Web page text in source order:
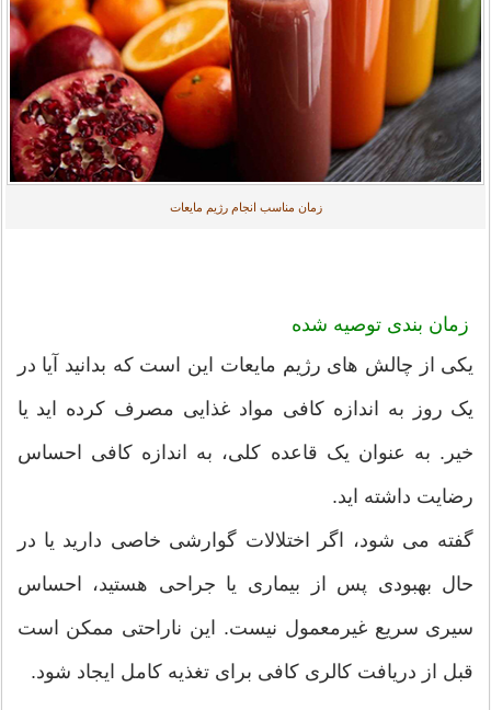
زمان مناسب انجام رژیم مایعات
زمان بندی توصیه شده
یکی از چالش های رژیم مایعات این است که بدانید آیا در
یک روز به اندازه کافی مواد غذایی مصرف کرده اید یا
خیر. به عنوان یک قاعده کلی، به اندازه کافی احساس
رضایت داشته اید.
گفته می شود، اگر اختلالات گوارشی خاصی دارید یا در
حال بهبودی پس از بیماری یا جراحی هستید، احساس
سیری سریع غیرمعمول نیست. این ناراحتی ممکن است
قبل از دریافت کالری کافی برای تغذیه کامل ایجاد شود.